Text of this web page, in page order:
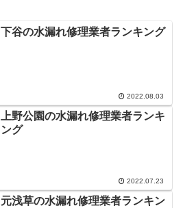
下谷の水漏れ修理業者ランキング
2022.08.03
上野公園の水漏れ修理業者ランキ
ング
2022.07.23
元浅草の水漏れ修理業者ランキン